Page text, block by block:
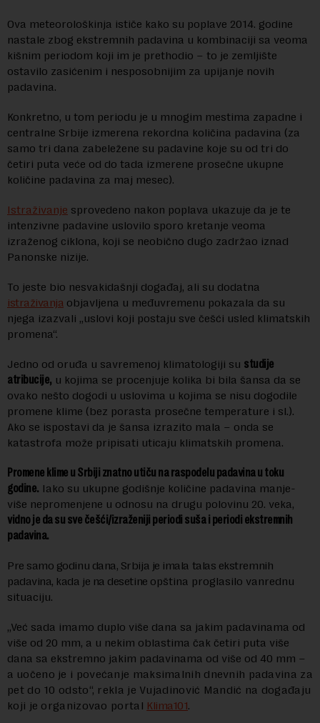
Ova meteorološkinja ističe kako su poplave 2014. godine
nastale zbog ekstremnih padavina u kombinaciji sa veoma
kišnim periodom koji im je prethodio – to je zemljište
ostavilo zasićenim i nesposobnijim za upijanje novih
padavina.
Konkretno, u tom periodu je u mnogim mestima zapadne i
centralne Srbije izmerena rekordna količina padavina (za
samo tri dana zabeležene su padavine koje su od tri do
četiri puta veće od do tada izmerene prosečne ukupne
količine padavina za maj mesec).
Istraživanje sprovedeno nakon poplava ukazuje da je te
intenzivne padavine uslovilo sporo kretanje veoma
izraženog ciklona, koji se neobično dugo zadržao iznad
Panonske nizije.
To jeste bio nesvakidašnji događaj, ali su dodatna
istraživanja objavljena u međuvremenu pokazala da su
njega izazvali „uslovi koji postaju sve češći usled klimatskih
promena“.
Jedno od oruđa u savremenoj klimatologiji su studije
atribucije, u kojima se procenjuje kolika bi bila šansa da se
ovako nešto dogodi u uslovima u kojima se nisu dogodile
promene klime (bez porasta prosečne temperature i sl.).
Ako se ispostavi da je šansa izrazito mala – onda se
katastrofa može pripisati uticaju klimatskih promena.
Promene klime u Srbiji znatno utiču na raspodelu padavina u toku
godine. Iako su ukupne godišnje količine padavina manje-
više nepromenjene u odnosu na drugu polovinu 20. veka,
vidno je da su sve češći/izraženiji periodi suša i periodi ekstremnih
padavina.
Pre samo godinu dana, Srbija je imala talas ekstremnih
padavina, kada je na desetine opština proglasilo vanrednu
situaciju.
„Već sada imamo duplo više dana sa jakim padavinama od
više od 20 mm, a u nekim oblastima čak četiri puta više
dana sa ekstremno jakim padavinama od više od 40 mm –
a uočeno je i povećanje maksimalnih dnevnih padavina za
pet do 10 odsto“, rekla je Vujadinović Mandić na događaju
koji je organizovao portal Klima101.